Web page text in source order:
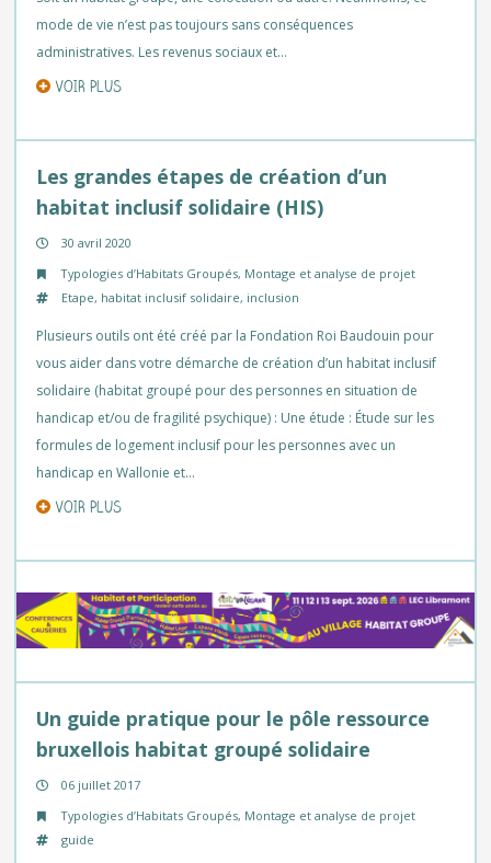
mode de vie n’est pas toujours sans conséquences
administratives. Les revenus sociaux et…
VOIR PLUS
Les grandes étapes de création d’un
habitat inclusif solidaire (HIS)
30 avril 2020
Typologies d’Habitats Groupés, Montage et analyse de projet
Etape, habitat inclusif solidaire, inclusion
Plusieurs outils ont été créé par la Fondation Roi Baudouin pour
vous aider dans votre démarche de création d’un habitat inclusif
solidaire (habitat groupé pour des personnes en situation de
handicap et/ou de fragilité psychique) : Une étude : Étude sur les
formules de logement inclusif pour les personnes avec un
handicap en Wallonie et…
VOIR PLUS
Un guide pratique pour le pôle ressource
bruxellois habitat groupé solidaire
06 juillet 2017
Typologies d’Habitats Groupés, Montage et analyse de projet
guide